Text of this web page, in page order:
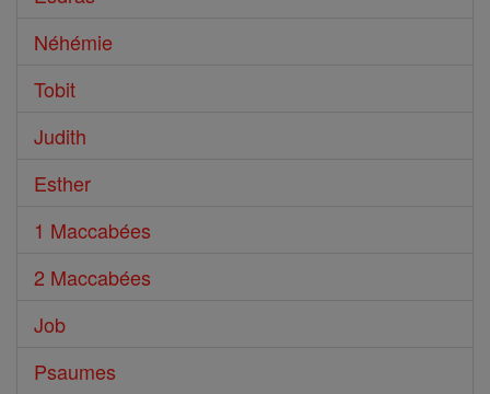
Néhémie
Tobit
Judith
Esther
1 Maccabées
2 Maccabées
Job
Psaumes